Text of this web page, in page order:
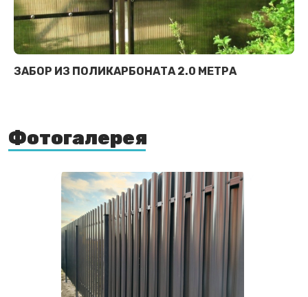
ЗАБОР ИЗ ПОЛИКАРБОНАТА 2.0 МЕТРА
Фотогалерея